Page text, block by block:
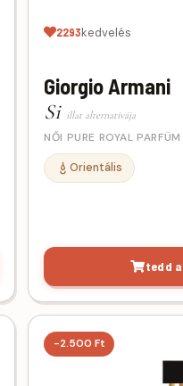
2293kedvelés
Giorgio Armani
Si illat alternatívája
NŐI PURE ROYAL PARFÜM
Orientális
tedd
-2.500 Ft